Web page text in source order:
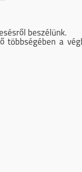
beszélünk.
többségében a